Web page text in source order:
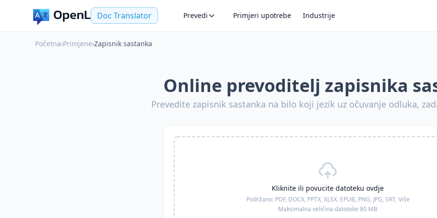
Doc Translator Prevedi Primjeri upotrebe Industrije
Početna›Primjene›Zapisnik sastanka
Online prevoditelj zapisnika
Prevedite zapisnik sastanka na bilo koji jezik uz očuvanje odluka,
Kliknite ili povucite datoteku ovdje
Podržano: PDF, DOCX, PPTX, XLSX, EPUB, PNG, JPG, SRT, Više
Maksimalna veličina datoteke 80 MB